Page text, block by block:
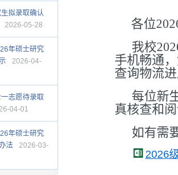
拟录取确认
2026-05-28
年硕士研究
2026-04-
志愿待录取
04-01
年硕士研究
法
2026-03-
各位202
我校202
手机畅通
查询物流进
每位新
真核查和
如有需
2026